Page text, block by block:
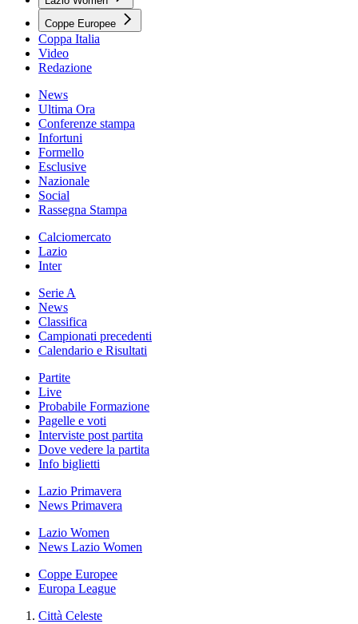
Coppe Europee
Coppa Italia
Video
Redazione
News
Ultima Ora
Conferenze stampa
Infortuni
Formello
Esclusive
Nazionale
Social
Rassegna Stampa
Calciomercato
Lazio
Inter
Serie A
News
Classifica
Campionati precedenti
Calendario e Risultati
Partite
Live
Probabile Formazione
Pagelle e voti
Interviste post partita
Dove vedere la partita
Info biglietti
Lazio Primavera
News Primavera
Lazio Women
News Lazio Women
Coppe Europee
Europa League
Città Celeste